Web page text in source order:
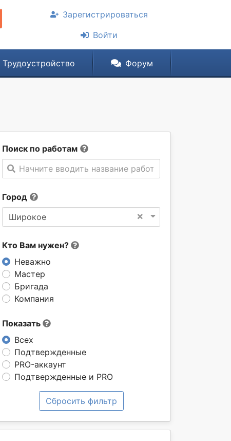
Зарегистрироваться
Войти
Трудоустройство Форум
Поиск по работам
Начните вводить название работы
Город
×
Широкое
Кто Вам нужен?
Неважно
Мастер
Бригада
Компания
Показать
Всех
Подтвержденные
PRO-аккаунт
Подтвержденные и PRO
Сбросить фильтр